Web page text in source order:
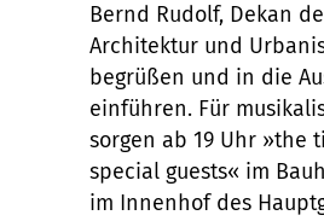
Bernd Rudolf, Dekan
Architektur und
begrüßen und in die
einführen. Für
sorgen ab 19 Uhr »the
special guests« im
im Innenhof des